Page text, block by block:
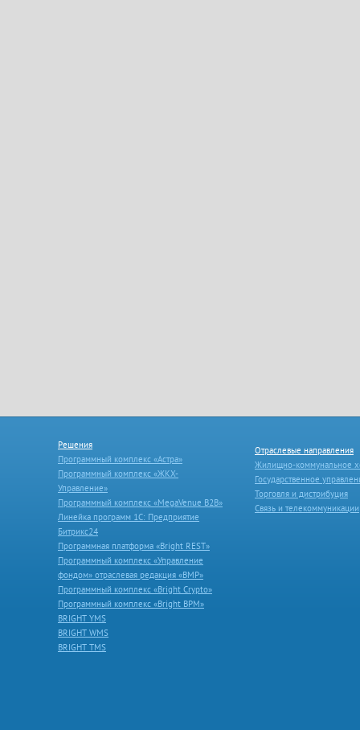
Решения
Программный комплекс «Астра»
Программный комплекс «ЖКХ-
Управление»
Программный комплекс «MegaVenue B2B»
Линейка программ 1С: Предприятие
Битрикс24
Программная платформа «Bright REST»
Программный комплекс «Управление
фондом» отраслевая редакция «ВМР»
Программный комплекс «Bright Crypto»
Программный комплекс «Bright BPM»
BRIGHT YMS
BRIGHT WMS
BRIGHT TMS
Отраслевые направления
Жилищно-коммунальное
Государственное
Торговля и дистрибуция
Связь и телекоммуникации